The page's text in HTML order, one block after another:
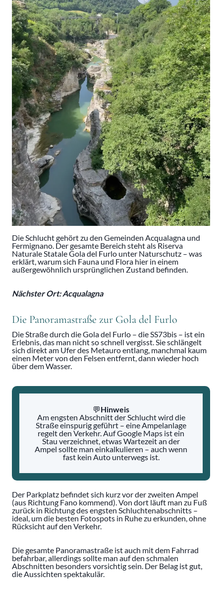
Die Schlucht gehört zu den Gemeinden Acqualagna und
Fermignano. Der gesamte Bereich steht als Riserva
Naturale Statale Gola del Furlo unter Naturschutz – was
erklärt, warum sich Fauna und Flora hier in einem
außergewöhnlich ursprünglichen Zustand befinden.
Nächster Ort: Acqualagna
Die Panoramastraße zur Gola del Furlo
Die Straße durch die Gola del Furlo – die SS73bis – ist ein
Erlebnis, das man nicht so schnell vergisst. Sie schlängelt
sich direkt am Ufer des Metauro entlang, manchmal kaum
einen Meter von den Felsen entfernt, dann wieder hoch
über dem Wasser.
💬Hinweis
Am engsten Abschnitt der Schlucht wird die
Straße einspurig geführt – eine Ampelanlage
regelt den Verkehr. Auf Google Maps ist ein
Stau verzeichnet, etwas Wartezeit an der
Ampel sollte man einkalkulieren – auch wenn
fast kein Auto unterwegs ist.
Der Parkplatz befindet sich kurz vor der zweiten Ampel
(aus Richtung Fano kommend). Von dort läuft man zu Fuß
zurück in Richtung des engsten Schluchtenabschnitts –
ideal, um die besten Fotospots in Ruhe zu erkunden, ohne
Rücksicht auf den Verkehr.
Die gesamte Panoramastraße ist auch mit dem Fahrrad
befahrbar, allerdings sollte man auf den schmalen
Abschnitten besonders vorsichtig sein. Der Belag ist gut,
die Aussichten spektakulär.